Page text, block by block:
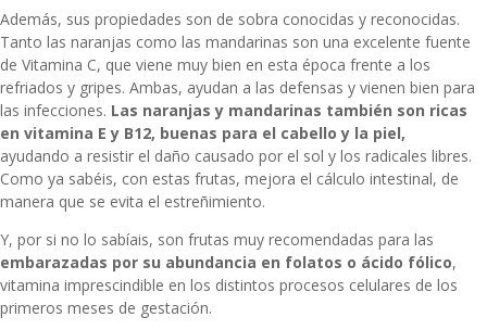
Además, sus propiedades son de sobra conocidas y reconocidas.
Tanto las naranjas como las mandarinas son una excelente fuente
de Vitamina C, que viene muy bien en esta época frente a los
refriados y gripes. Ambas, ayudan a las defensas y vienen bien para
las infecciones. Las naranjas y mandarinas también son ricas
en vitamina E y B12, buenas para el cabello y la piel,
ayudando a resistir el daño causado por el sol y los radicales libres.
Como ya sabéis, con estas frutas, mejora el cálculo intestinal, de
manera que se evita el estreñimiento.
Y, por si no lo sabíais, son frutas muy recomendadas para las
embarazadas por su abundancia en folatos o ácido fólico,
vitamina imprescindible en los distintos procesos celulares de los
primeros meses de gestación.